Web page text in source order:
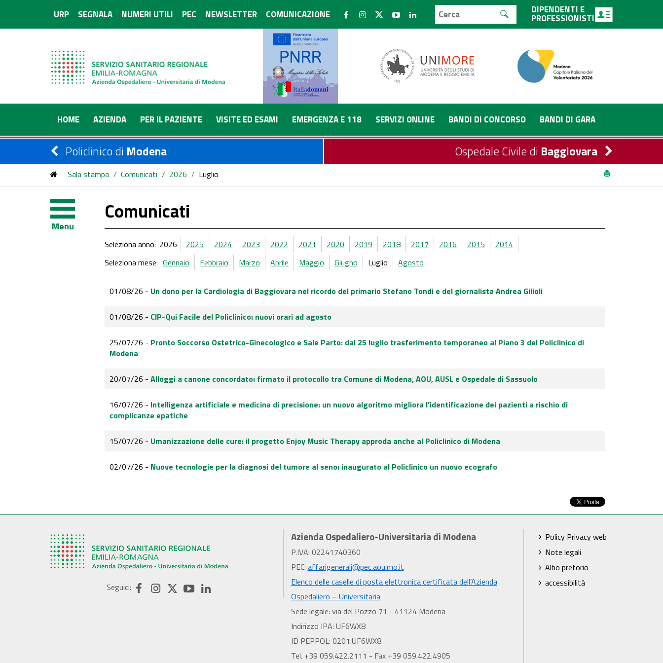
URP SEGNALA NUMERI UTILI PEC NEWSLETTER COMUNICAZIONE DIPENDENTI E
PROFESSIONISTI
HOME AZIENDA PER IL PAZIENTE VISITE ED ESAMI EMERGENZA E 118 SERVIZI ONLINE BANDI DI CONCORSO BANDI DI GARA
Policlinico di Modena Ospedale Civile di Baggiovara
Sala stampa / Comunicati / 2026 / Luglio
Menu
Comunicati
Seleziona anno: 2026 2025 2024 2023 2022 2021 2020 2019 2018 2017 2016 2015
2014
Seleziona mese: Gennaio Febbraio Marzo Aprile Maggio Giugno Luglio Agosto
01/08/26 - Un dono per la Cardiologia di Baggiovara nel ricordo del primario Stefano Tondi e del giornalista Andrea Gilioli
01/08/26 - CIP-Qui Facile del Policlinico: nuovi orari ad agosto
25/07/26 - Pronto Soccorso Ostetrico-Ginecologico e Sale Parto: dal 25 luglio trasferimento temporaneo al Piano 3 del Policlinico di
Modena
20/07/26 - Alloggi a canone concordato: firmato il protocollo tra Comune di Modena, AOU, AUSL e Ospedale di Sassuolo
16/07/26 - Intelligenza artificiale e medicina di precisione: un nuovo algoritmo migliora l’identificazione dei pazienti a rischio di
complicanze epatiche
15/07/26 - Umanizzazione delle cure: il progetto Enjoy Music Therapy approda anche al Policlinico di Modena
02/07/26 - Nuove tecnologie per la diagnosi del tumore al seno: inaugurato al Policlinico un nuovo ecografo
Seguici:
Azienda Ospedaliero-Universitaria di Modena
P.IVA: 02241740360
PEC: affarigenerali@pec.aou.mo.it
Elenco delle caselle di posta elettronica certificata dell’Azienda
Ospedaliero – Universitaria
Sede legale: via del Pozzo 71 - 41124 Modena
Indirizzo IPA: UF6WX8
ID PEPPOL: 0201:UF6WX8
Tel. +39 059.422.2111 - Fax +39 059.422.4905
Policy Privacy web
Note legali
Albo pretorio
accessibilità